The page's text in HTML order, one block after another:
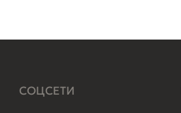
СОЦСЕТИ